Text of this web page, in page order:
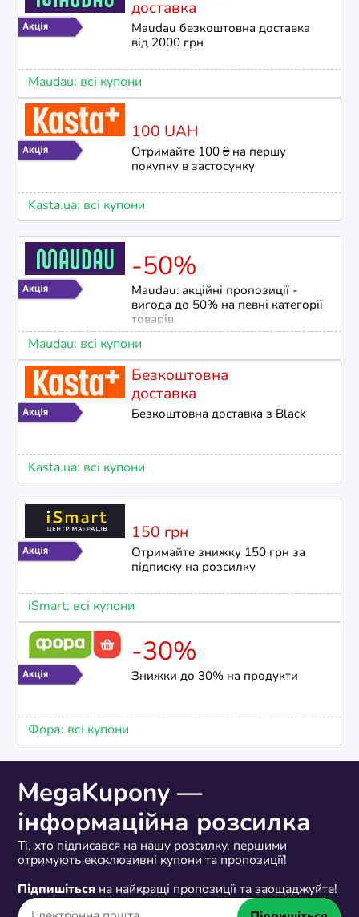
доставка
Maudau безкоштовна доставка
від 2000 грн
Maudau: всі купони
100 UAH
Отримайте 100 ₴ на першу
покупку в застосунку
Kasta.ua: всі купони
-50%
Maudau: акційні пропозиції -
вигода до 50% на певні категорії
товарів
Maudau: всі купони
Безкоштовна
доставка
Безкоштовна доставка з Black
Kasta.ua: всі купони
150 грн
Отримайте знижку 150 грн за
підписку на розсилку
iSmart: всі купони
-30%
Знижки до 30% на продукти
Фора: всі купони
MegaKupony —
інформаційна розсилка
Ті, хто підписався на нашу розсилку, першими
отримують ексклюзивні купони та пропозиції!
Підпишіться на найкращі пропозиції та заощаджуйте!